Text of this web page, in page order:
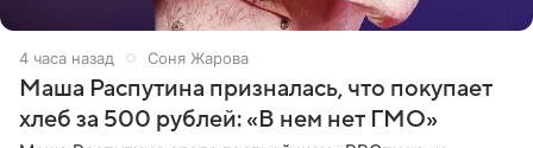
4 часа назад Соня Жарова
Маша Распутина призналась, что покупает
хлеб за 500 рублей: «В нем нет ГМО»